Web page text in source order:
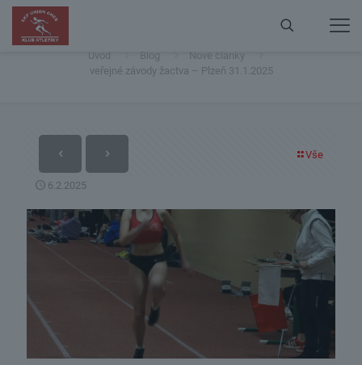
veřejné závody žactva – Plzeň 31.1.2025
Úvod Blog
Nové články
veřejné závody žactva – Plzeň 31.1.2025
Vše
6.2.2025